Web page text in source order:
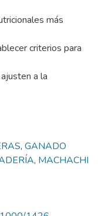
más
criterios para
a la
, GANADO
, MACHACHI